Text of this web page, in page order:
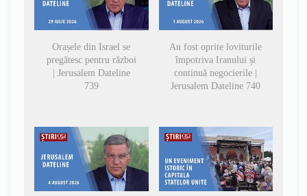
Orașele din Israel se
pregătesc pentru război
| Jerusalem Dateline
739
Au fost oprite loviturile
împotriva Iranului și
continuă negocierile |
Jerusalem Dateline 740